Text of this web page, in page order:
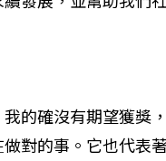
的確沒有期望獲獎
對的事。它也代表